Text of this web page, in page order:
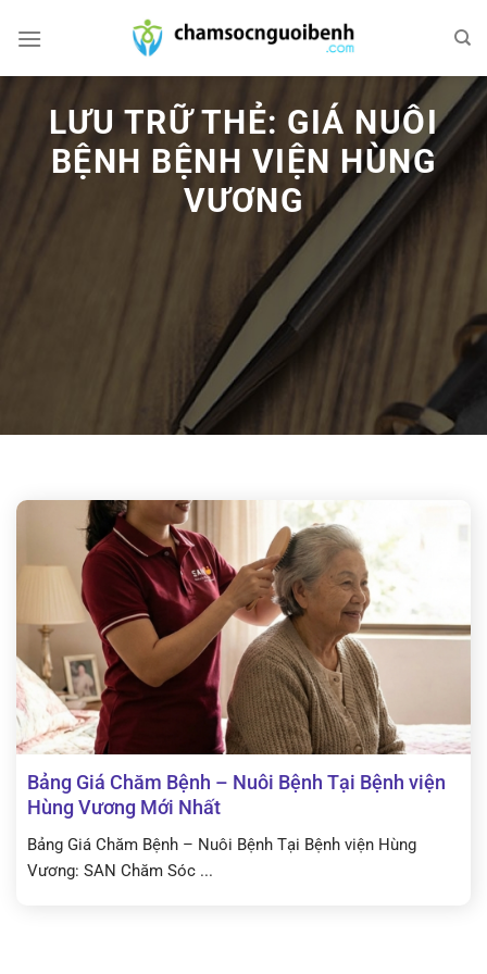
qua
LƯU TRỮ THẺ: GIÁ NUÔI
BỆNH BỆNH VIỆN HÙNG
VƯƠNG
Bảng Giá Chăm Bệnh – Nuôi Bệnh Tại Bệnh viện
Hùng Vương Mới Nhất
Bảng Giá Chăm Bệnh – Nuôi Bệnh Tại Bệnh viện Hùng
Vương: SAN Chăm Sóc ...